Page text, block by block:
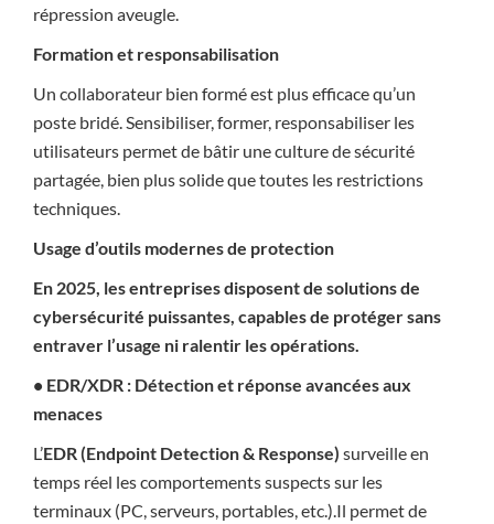
répression aveugle.
Formation et responsabilisation
Un collaborateur bien formé est plus efficace qu’un
poste bridé. Sensibiliser, former, responsabiliser les
utilisateurs permet de bâtir une culture de sécurité
partagée, bien plus solide que toutes les restrictions
techniques.
Usage d’outils modernes de protection
En 2025, les entreprises disposent de solutions de
cybersécurité puissantes, capables de protéger sans
entraver l’usage ni ralentir les opérations.
• EDR/XDR : Détection et réponse avancées aux
menaces
L’EDR (Endpoint Detection & Response) surveille en
temps réel les comportements suspects sur les
terminaux (PC, serveurs, portables, etc.).Il permet de